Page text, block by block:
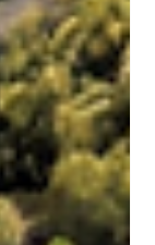
Algarve
hôtel 5★ offre
et accès direct à la